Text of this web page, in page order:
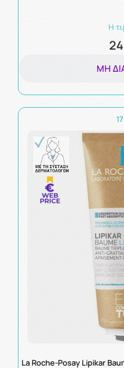
Η
ΜΗ
La Roche-Posay Lipikar